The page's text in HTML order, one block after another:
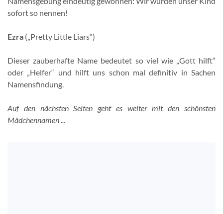
sofort so nennen!
Ezra („Pretty Little Liars“)
Dieser zauberhafte Name bedeutet so viel wie „Gott hilft“
oder „Helfer“ und hilft uns schon mal definitiv in Sachen
Namensfindung.
Auf den nächsten Seiten geht es weiter mit den schönsten
Mädchennamen ...